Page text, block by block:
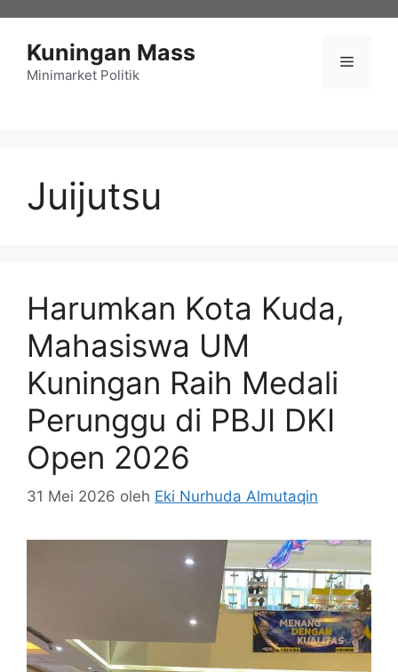
Kuningan Mass
Minimarket Politik
Menu
Juijutsu
Harumkan Kota Kuda,
Mahasiswa UM
Kuningan Raih Medali
Perunggu di PBJI DKI
Open 2026
31 Mei 2026 oleh Eki Nurhuda Almutaqin